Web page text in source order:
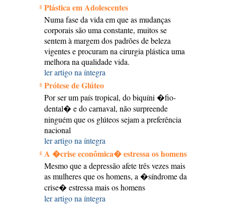
Plástica em Adolescentes
Numa fase da vida em que as mudanças
corporais são uma constante, muitos se
sentem à margem dos padrões de beleza
vigentes e procuram na cirurgia plástica uma
melhora na qualidade vida.
ler artigo na íntegra
Prótese de Glúteo
Por ser um país tropical, do biquíni �fio-
dental� e do carnaval, não surpreende
ninguém que os glúteos sejam a preferência
nacional
ler artigo na íntegra
A �crise econômica� estressa os homens
Mesmo que a depressão afete três vezes mais
as mulheres que os homens, a �síndrome da
crise� estressa mais os homens
ler artigo na íntegra